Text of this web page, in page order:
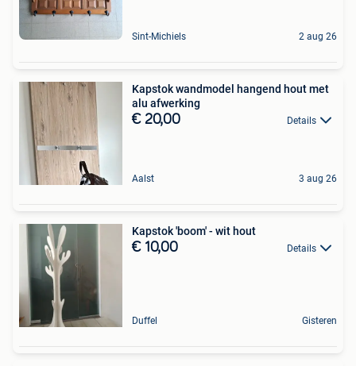
Sint-Michiels 2 aug 26
Kapstok wandmodel hangend hout met
alu afwerking
€ 20,00 Details
Aalst 3 aug 26
Kapstok 'boom' - wit hout
€ 10,00 Details
Duffel Gisteren